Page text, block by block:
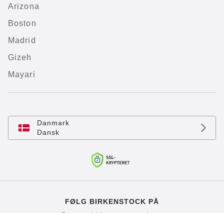
Arizona
Boston
Madrid
Gizeh
Mayari
Danmark
Dansk
FØLG BIRKENSTOCK PÅ